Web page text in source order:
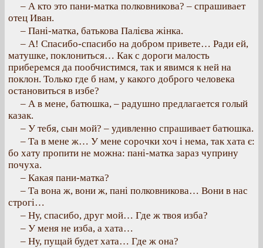
– А кто это пани-матка полковникова? – спрашивает
отец Иван.
– Пані-матка, батькова Палієва жінка.
– А! Спасибо-спасибо на добром привете… Ради ей,
матушке, поклониться… Как с дороги малость
приберемся да пообчистимся, так и явимся к ней на
поклон. Только где б нам, у какого доброго человека
остановиться в избе?
– А в мене, батюшка, – радушно предлагается голый
казак.
– У тебя, сын мой? – удивленно спрашивает батюшка.
– Та в мене ж… У мене сорочки хоч і нема, так хата є:
бо хату пропити не можна: пані-матка зараз чуприну
почуха.
– Какая пани-матка?
– Та вона ж, вони ж, пані полковникова… Вони в нас
строгі…
– Ну, спасибо, друг мой… Где ж твоя изба?
– У меня не изба, а хата…
– Ну, пущай будет хата… Где ж она?